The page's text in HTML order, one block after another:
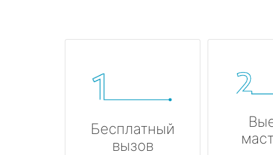
Бесплатный
вызов